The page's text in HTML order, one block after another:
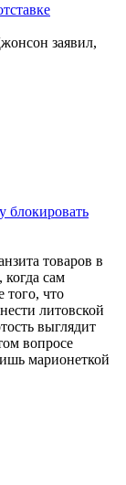
заявил,
блокировать
товаров в
сам
того, что
литовской
выглядит
вопросе
марионеткой